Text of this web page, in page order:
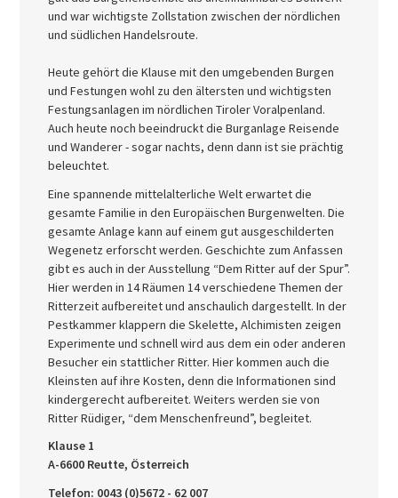
und war wichtigste Zollstation zwischen der nördlichen
und südlichen Handelsroute.
Heute gehört die Klause mit den umgebenden Burgen
und Festungen wohl zu den ältersten und wichtigsten
Festungsanlagen im nördlichen Tiroler Voralpenland.
Auch heute noch beeindruckt die Burganlage Reisende
und Wanderer - sogar nachts, denn dann ist sie prächtig
beleuchtet.
Eine spannende mittelalterliche Welt erwartet die
gesamte Familie in den Europäischen Burgenwelten. Die
gesamte Anlage kann auf einem gut ausgeschilderten
Wegenetz erforscht werden. Geschichte zum Anfassen
gibt es auch in der Ausstellung “Dem Ritter auf der Spur”.
Hier werden in 14 Räumen 14 verschiedene Themen der
Ritterzeit aufbereitet und anschaulich dargestellt. In der
Pestkammer klappern die Skelette, Alchimisten zeigen
Experimente und schnell wird aus dem ein oder anderen
Besucher ein stattlicher Ritter. Hier kommen auch die
Kleinsten auf ihre Kosten, denn die Informationen sind
kindergerecht aufbereitet. Weiters werden sie von
Ritter Rüdiger, “dem Menschenfreund”, begleitet.
Klause 1
A-6600 Reutte, Österreich
Telefon: 0043 (0)5672 - 62 007